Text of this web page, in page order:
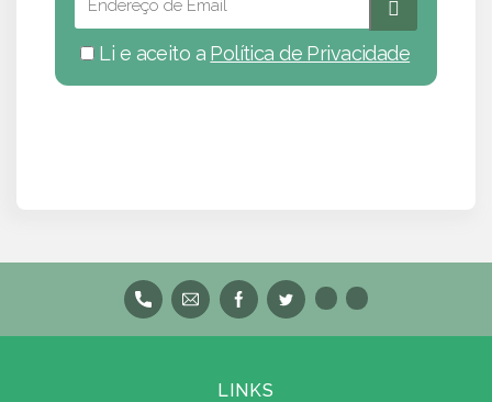
Li e aceito a Política de Privacidade
LINKS